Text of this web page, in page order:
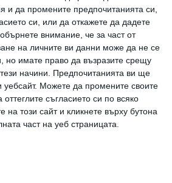
да промените предпочитанията си,
си, или да откажете да дадете
внимание, че за част от
на личните ви данни може да не се
но имате право да възразите срещу
начини. Предпочитанията ви ще
уебсайт. Можете да промените своите
съгласието си по всяко
на този сайт и кликнете върху бутона
част на уеб страницата.
вода
се мие